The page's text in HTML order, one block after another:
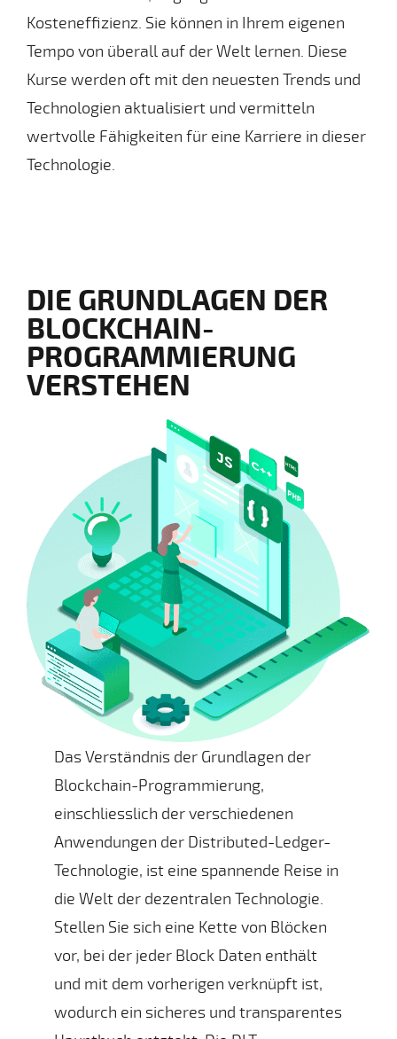
Kosteneffizienz. Sie können in Ihrem eigenen
Tempo von überall auf der Welt lernen. Diese
Kurse werden oft mit den neuesten Trends und
Technologien aktualisiert und vermitteln
wertvolle Fähigkeiten für eine Karriere in dieser
Technologie.
DIE GRUNDLAGEN DER
BLOCKCHAIN-
PROGRAMMIERUNG
VERSTEHEN
Das Verständnis der Grundlagen der
Blockchain-Programmierung,
einschliesslich der verschiedenen
Anwendungen der Distributed-Ledger-
Technologie, ist eine spannende Reise in
die Welt der dezentralen Technologie.
Stellen Sie sich eine Kette von Blöcken
vor, bei der jeder Block Daten enthält
und mit dem vorherigen verknüpft ist,
wodurch ein sicheres und transparentes